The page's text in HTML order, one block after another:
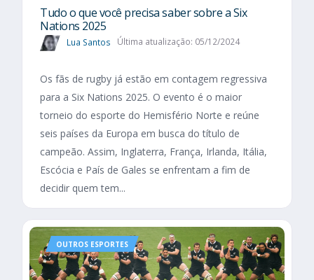
Tudo o que você precisa saber sobre a Six
Nations 2025​
Lua Santos Última atualização: 05/12/2024
Os fãs de rugby já estão em contagem regressiva
para a Six Nations 2025. O evento é o maior
torneio do esporte do Hemisfério Norte e reúne
seis países da Europa em busca do título de
campeão. Assim, Inglaterra, França, Irlanda, Itália,
Escócia e País de Gales se enfrentam a fim de
decidir quem tem...
OUTROS ESPORTES